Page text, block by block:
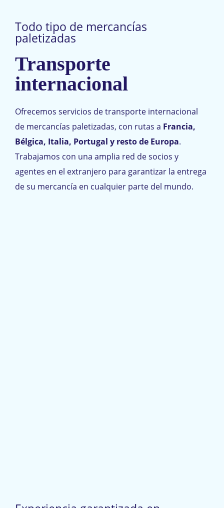
Todo tipo de mercancías
paletizadas
Transporte
internacional
Ofrecemos servicios de transporte internacional
de mercancías paletizadas, con rutas a Francia,
Bélgica, Italia, Portugal y resto de Europa.
Trabajamos con una amplia red de socios y
agentes en el extranjero para garantizar la entrega
de su mercancía en cualquier parte del mundo.